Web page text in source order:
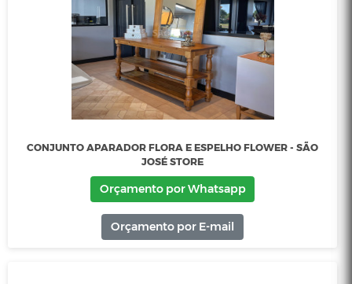
APARADOR VERSALHES - SÃO JOSÉ STORE
Orçamento por Whatsapp
Orçamento por E-mail